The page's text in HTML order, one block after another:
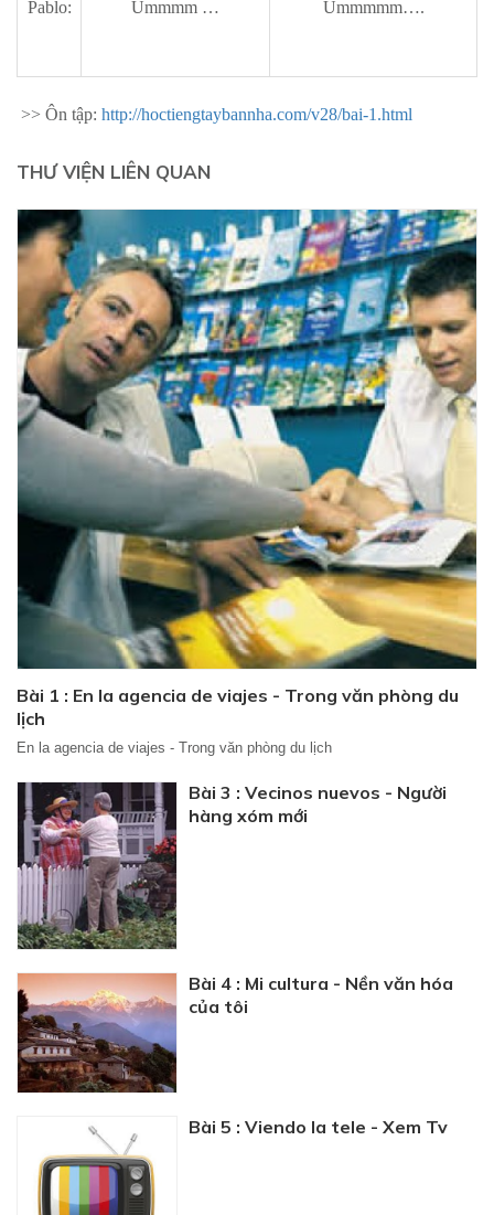
Pablo: Ummmm … Ummmmm….
>> Ôn tập: http://hoctiengtaybannha.com/v28/bai-1.html
THƯ VIỆN LIÊN QUAN
Bài 1 : En la agencia de viajes - Trong văn phòng du
lịch
En la agencia de viajes - Trong văn phòng du lịch
Bài 3 : Vecinos nuevos - Người
hàng xóm mới
Bài 4 : Mi cultura - Nền văn hóa
của tôi
Bài 5 : Viendo la tele - Xem Tv